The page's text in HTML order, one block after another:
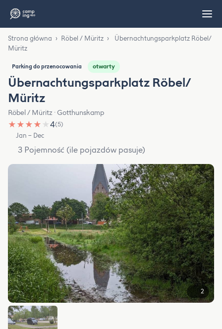
Strona główna › Röbel / Müritz ›
Übernachtungsparkplatz Röbel/
Müritz
Parking do przenocowania otwarty
Übernachtungsparkplatz Röbel/
Müritz
Röbel / Müritz · Gotthunskamp
★ ★ ★ ★ ★4(5)
Jan – Dec
3 Pojemność (ile pojazdów pasuje)
2